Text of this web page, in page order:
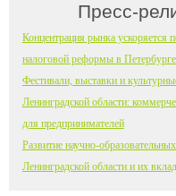
Пресс-
Концентрация рынка ускоряется
налоговой реформы в Петербурге
Фестивали, выставки и
Ленинградской области:
для предпринимателей
Развитие научно-
Ленинградской области и их